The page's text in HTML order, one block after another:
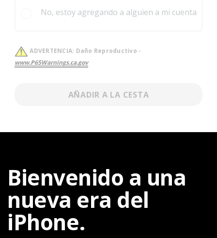
No, estoy agregando a alguien a mi cuenta
ADVERTENCIA: Daño Reproductivo -
www.P65Warnings.ca.gov
AÑADIR A LA CESTA
Bienvenido a una
nueva era del
iPhone.